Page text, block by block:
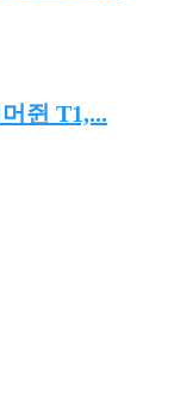
쥔 T1,...